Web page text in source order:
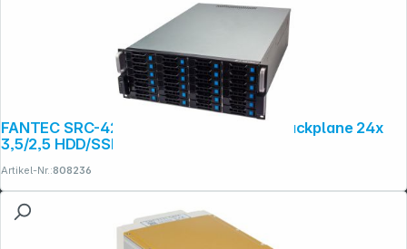
FANTEC SRC-4240X07-6GE Expander Backplane 24x
3,5/2,5 HDD/SSD
Artikel-Nr.:808236